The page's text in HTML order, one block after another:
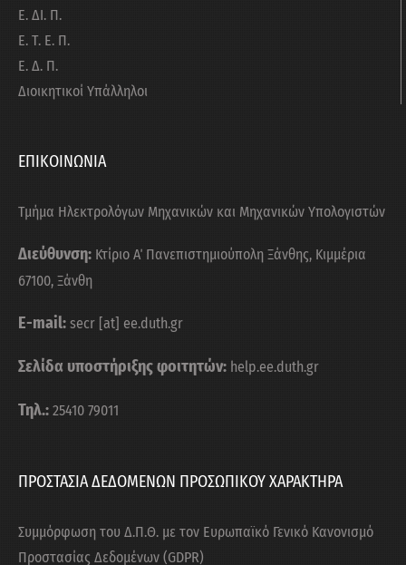
Ε. ΔΙ. Π.
Ε. Τ. Ε. Π.
Ε. Δ. Π.
Διοικητικοί Υπάλληλοι
ΕΠΙΚΟΙΝΩΝΙΑ
Τμήμα Ηλεκτρολόγων Μηχανικών και Μηχανικών Υπολογιστών
Διεύθυνση: Κτίριο Α΄ Πανεπιστημιούπολη Ξάνθης, Κιμμέρια
67100, Ξάνθη
E-mail: secr [at] ee.duth.gr
Σελίδα υποστήριξης φοιτητών: help.ee.duth.gr
Τηλ.: 25410 79011
ΠΡΟΣΤΑΣΙΑ ΔΕΔΟΜΕΝΩΝ ΠΡΟΣΩΠΙΚΟΥ ΧΑΡΑΚΤΗΡΑ
Συμμόρφωση του Δ.Π.Θ. με τον Ευρωπαϊκό Γενικό Κανονισμό
Προστασίας Δεδομένων (GDPR)